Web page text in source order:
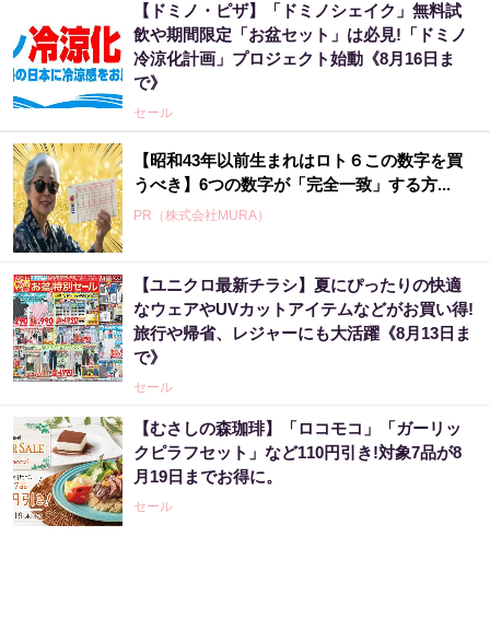
【ドミノ・ピザ】「ドミノシェイク」無料試
飲や期間限定「お盆セット」は必見!「ドミノ
冷涼化計画」プロジェクト始動《8月16日ま
で》
セール
【昭和43年以前生まれはロト６この数字を買
うべき】6つの数字が「完全一致」する方...
PR（株式会社MURA）
【ユニクロ最新チラシ】夏にぴったりの快適
なウェアやUVカットアイテムなどがお買い得!
旅行や帰省、レジャーにも大活躍《8月13日ま
で》
セール
【むさしの森珈琲】「ロコモコ」「ガーリッ
クピラフセット」など110円引き!対象7品が8
月19日までお得に。
セール